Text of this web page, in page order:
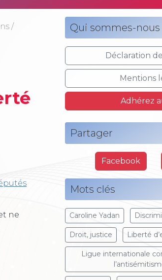
/
ne
Qui sommes-nous
Déclaration
Mentions
Adhérez
Partager
Facebook
Mots clés
Caroline Yadan
Droit, justice Liberté
Ligue internationale